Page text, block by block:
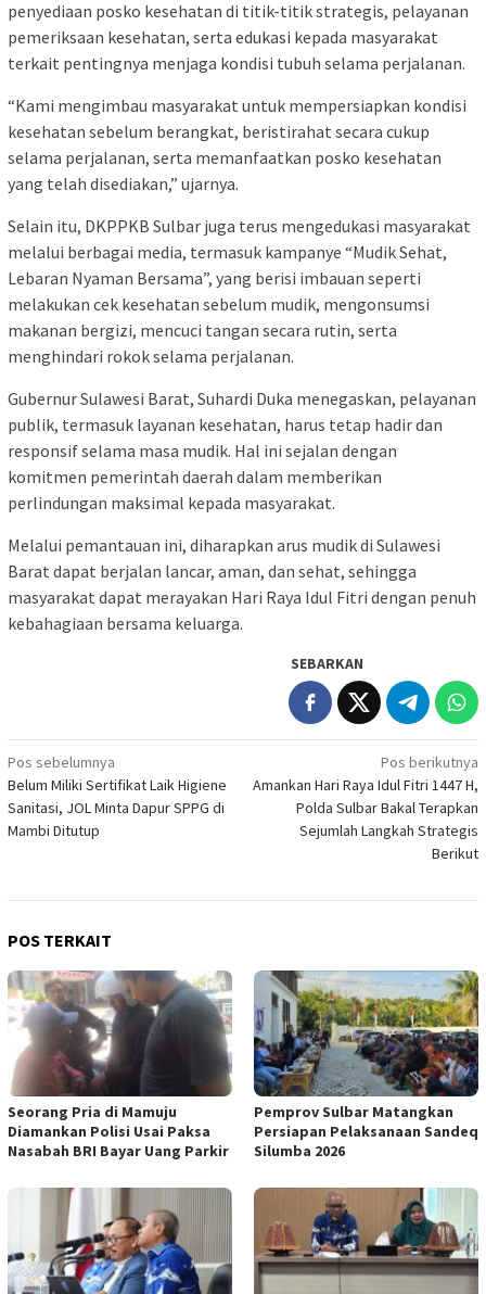
penyediaan posko kesehatan di titik-titik strategis, pelayanan
pemeriksaan kesehatan, serta edukasi kepada masyarakat
terkait pentingnya menjaga kondisi tubuh selama perjalanan.
“Kami mengimbau masyarakat untuk mempersiapkan kondisi
kesehatan sebelum berangkat, beristirahat secara cukup
selama perjalanan, serta memanfaatkan posko kesehatan
yang telah disediakan,” ujarnya.
Selain itu, DKPPKB Sulbar juga terus mengedukasi masyarakat
melalui berbagai media, termasuk kampanye “Mudik Sehat,
Lebaran Nyaman Bersama”, yang berisi imbauan seperti
melakukan cek kesehatan sebelum mudik, mengonsumsi
makanan bergizi, mencuci tangan secara rutin, serta
menghindari rokok selama perjalanan.
Gubernur Sulawesi Barat, Suhardi Duka menegaskan, pelayanan
publik, termasuk layanan kesehatan, harus tetap hadir dan
responsif selama masa mudik. Hal ini sejalan dengan
komitmen pemerintah daerah dalam memberikan
perlindungan maksimal kepada masyarakat.
Melalui pemantauan ini, diharapkan arus mudik di Sulawesi
Barat dapat berjalan lancar, aman, dan sehat, sehingga
masyarakat dapat merayakan Hari Raya Idul Fitri dengan penuh
kebahagiaan bersama keluarga.
SEBARKAN
Navigasi
pos
Pos sebelumnya
Belum Miliki Sertifikat Laik Higiene
Sanitasi, JOL Minta Dapur SPPG di
Mambi Ditutup
Pos berikutnya
Amankan Hari Raya Idul Fitri 1447 H,
Polda Sulbar Bakal Terapkan
Sejumlah Langkah Strategis
Berikut
POS TERKAIT
Seorang Pria di Mamuju
Diamankan Polisi Usai Paksa
Nasabah BRI Bayar Uang Parkir
Pemprov Sulbar Matangkan
Persiapan Pelaksanaan Sandeq
Silumba 2026